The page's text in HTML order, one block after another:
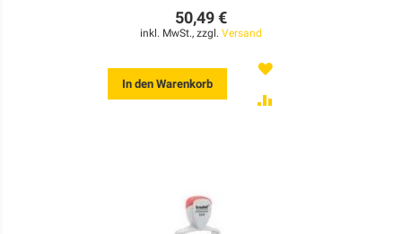
50,49 €
inkl. MwSt., zzgl. Versand
In den Warenkorb
MERKEN